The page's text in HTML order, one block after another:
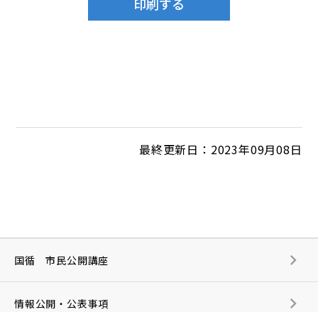
最終更新日：2023年09月08日
国循 市民公開講座
情報公開・公表事項